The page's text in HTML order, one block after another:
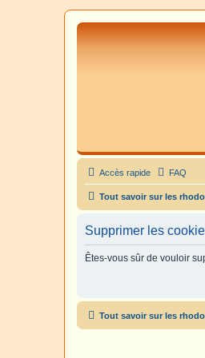
Accès rapide FAQ
Tout savoir sur les
Supprimer les
Êtes-vous sûr de vouloir
Tout savoir sur les